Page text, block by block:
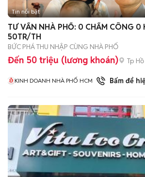
Tin nổi bật
TƯ VẤN NHÀ PHỐ: 0 CHẤM CÔNG 0
50TR/TH
BỨC PHÁ THU NHẬP CÙNG NHÀ PHỐ
Đến 50 triệu (lương khoán) Tp
KINH DOANH NHÀ PHỐ HCM 1đã bánBấm để